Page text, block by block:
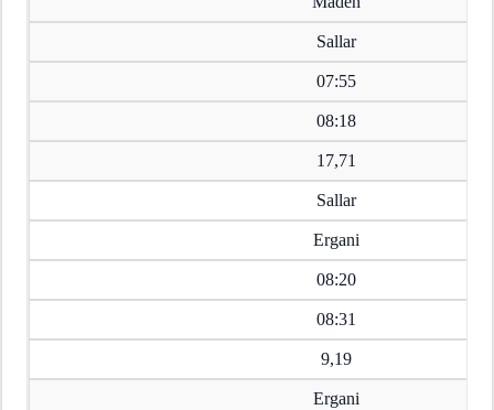
Sallar
07:55
08:18
17,71
Sallar
Ergani
08:20
08:31
9,19
Ergani